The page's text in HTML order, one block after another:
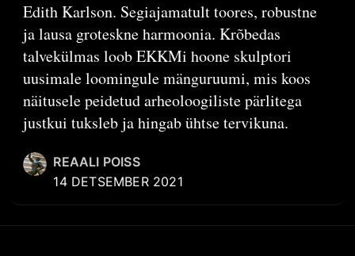
Edith Karlson. Segiajamatult toores, robustne
ja lausa groteskne harmoonia. Krõbedas
talvekülmas loob EKKMi hoone skulptori
uusimale loomingule mänguruumi, mis koos
näitusele peidetud arheoloogiliste pärlitega
justkui tuksleb ja hingab ühtse tervikuna.
REAALI POISS
14 DETSEMBER 2021